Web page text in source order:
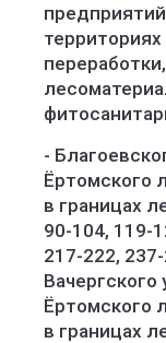
-
Ёртомского
в границах
90-104, 119-
217-222,
Вачергского
Ёртомского
в границах